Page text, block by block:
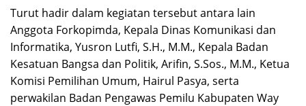
Turut hadir dalam kegiatan tersebut antara lain
Anggota Forkopimda, Kepala Dinas Komunikasi dan
Informatika, Yusron Lutfi, S.H., M.M., Kepala Badan
Kesatuan Bangsa dan Politik, Arifin, S.Sos., M.M., Ketua
Komisi Pemilihan Umum, Hairul Pasya, serta
perwakilan Badan Pengawas Pemilu Kabupaten Way